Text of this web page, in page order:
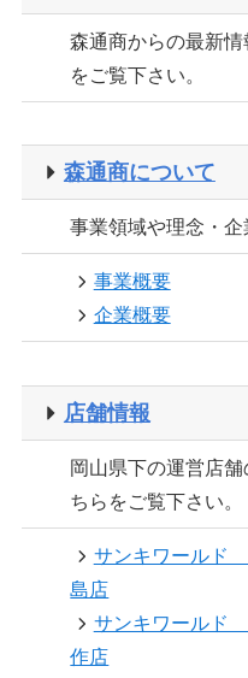
森通商からの最新
をご覧下さい。
森通商について
事業領域や理念・企
事業概要
企業概要
店舗情報
岡山県下の運営店
ちらをご覧下さい。
サンキワールド
島店
サンキワールド
作店